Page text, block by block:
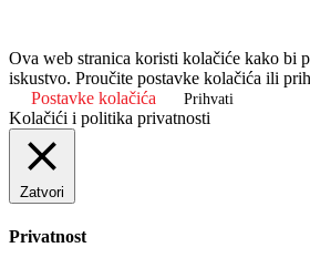
Ova web stranica koristi kolačiće kako bi
iskustvo. Proučite postavke kolačića ili
Postavke kolačića
Prihvati
Kolačići i politika privatnosti
Zatvori
Privatnost